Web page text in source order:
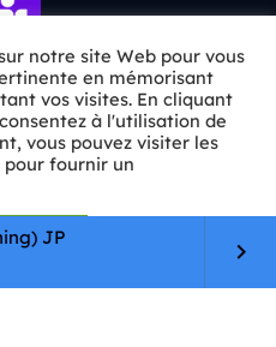
JP
keyboard_arrow_right
notre site Web pour vous
en mémorisant
vos visites. En cliquant
à l'utilisation de
vous pouvez visiter les
pour fournir un
accepter